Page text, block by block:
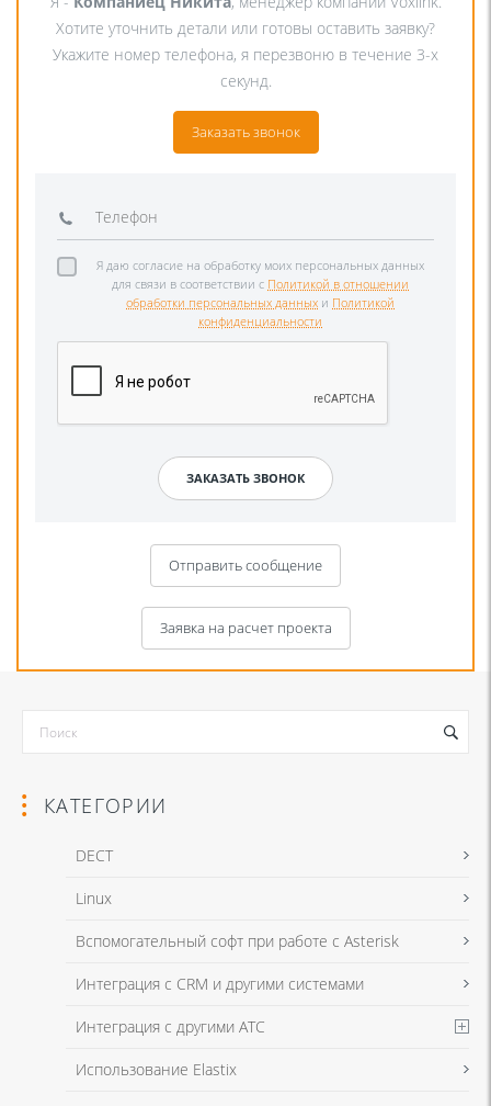
Хотите уточнить детали или готовы оставить заявку?
Укажите номер телефона, я перезвоню в течение 3-х
секунд.
Заказать звонок
Я даю согласие на обработку моих персональных данных
для связи в соответствии с Политикой в отношении
обработки персональных данных и Политикой
конфиденциальности
Отправить сообщение
Я даю согласие на обработку моих персональных данных для связи
в соответствии сПолитикой в отношении обработки персональных
Заявка на расчет проекта
Я даю согласие на обработку моих персональных данных для связи
в соответствии с Политикой в отношении обработки персональных
КАТЕГОРИИ
DECT
Linux
Вспомогательный софт при работе с Asterisk
Интеграция с CRM и другими системами
Интеграция с другими АТС
Использование Elastix